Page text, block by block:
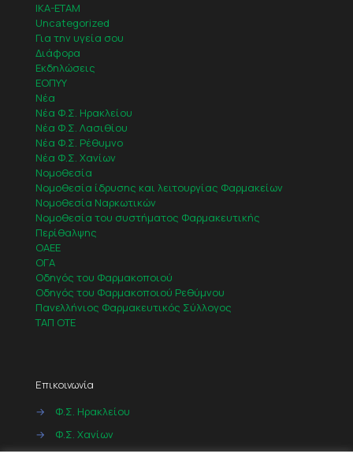
IKA-ETAM
Uncategorized
Για την υγεία σου
Διάφορα
Εκδηλώσεις
ΕΟΠΥΥ
Νέα
Νέα Φ.Σ. Ηρακλείου
Νέα Φ.Σ. Λασιθίου
Νέα Φ.Σ. Ρέθυμνο
Νέα Φ.Σ. Χανίων
Νομοθεσία
Νομοθεσία ίδρυσης και λειτουργίας Φαρμακείων
Νομοθεσία Ναρκωτικών
Νομοθεσία του συστήματος Φαρμακευτικής
Περίθαλψης
ΟΑΕΕ
ΟΓΑ
Οδηγός του Φαρμακοποιού
Οδηγός του Φαρμακοποιού Ρεθύμνου
Πανελλήνιος Φαρμακευτικός Σύλλογος
ΤΑΠ ΟΤΕ
Επικοινωνία
→
Φ.Σ. Ηρακλείου
→
Φ.Σ. Χανίων